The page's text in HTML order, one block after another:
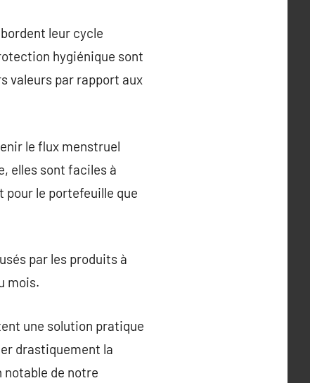
leur cycle
hygiénique sont
valeurs par rapport aux
le flux menstruel
elles sont faciles à
pour le portefeuille que
par les produits à
mois.
une solution pratique
drastiquement la
de notre